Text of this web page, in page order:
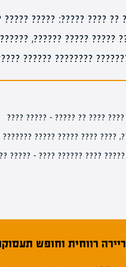
????? ????? ?? ?????
?????? ?????
???????? ?????? ??????
????? ????: ???? ??? ???? ????
???? ????? ????? ???????
???? ????? ????? ????
רווחית וחופש